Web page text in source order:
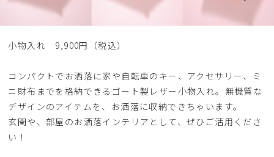
小物入れ 9,900円（税込）
コンパクトでお洒落に家や自転車のキー、アクセサリー、ミ
ニ財布までを格納できるゴート製レザー小物入れ。無機質な
デザインのアイテムを、お洒落に収納できちゃいます。
玄関や、部屋のお洒落インテリアとして、ぜひご活用くださ
い！